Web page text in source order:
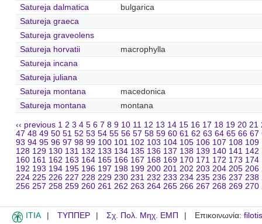
Satureja dalmatica
bulgarica
Satureja graeca
Satureja graveolens
Satureja horvatii
macrophylla
Satureja incana
Satureja juliana
Satureja montana
macedonica
Satureja montana
montana
‹‹ previous 1 2 3 4 5 6 7 8 9 10 11 12 13 14 15 16 17 18 19 20 21
47 48 49 50 51 52 53 54 55 56 57 58 59 60 61 62 63 64 65 66 67
93 94 95 96 97 98 99 100 101 102 103 104 105 106 107 108 109
128 129 130 131 132 133 134 135 136 137 138 139 140 141 142
160 161 162 163 164 165 166 167 168 169 170 171 172 173 174
192 193 194 195 196 197 198 199 200 201 202 203 204 205 206
224 225 226 227 228 229 230 231 232 233 234 235 236 237 238
256 257 258 259 260 261 262 263 264 265 266 267 268 269 270
ITIA ΤΥΠΠΕΡ Σχ. Πολ. Μηχ. ΕΜΠ Επικοινωνία: